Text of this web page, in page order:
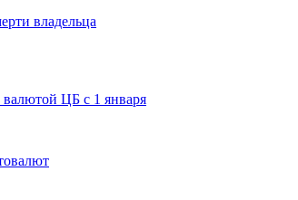
владельца
ЦБ с 1 января